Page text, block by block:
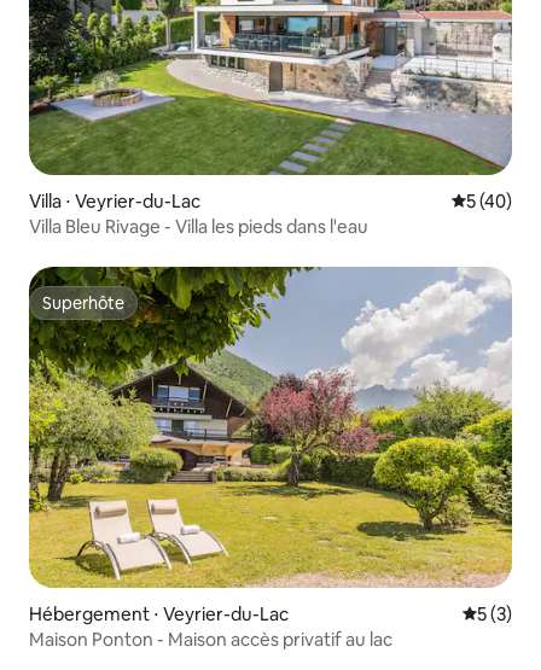
Villa ⋅ Veyrier-du-Lac
5 (40)
Villa Bleu Rivage - Villa les pieds dans l'eau
Superhôte
Superhôte
Hébergement ⋅ Veyrier-du-Lac
5 (3)
Maison Ponton - Maison accès privatif au lac